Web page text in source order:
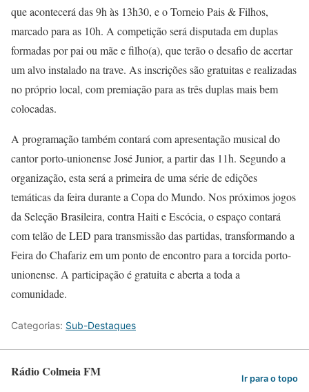
que acontecerá das 9h às 13h30, e o Torneio Pais & Filhos,
marcado para as 10h. A competição será disputada em duplas
formadas por pai ou mãe e filho(a), que terão o desafio de acertar
um alvo instalado na trave. As inscrições são gratuitas e realizadas
no próprio local, com premiação para as três duplas mais bem
colocadas.
A programação também contará com apresentação musical do
cantor porto-unionense José Junior, a partir das 11h. Segundo a
organização, esta será a primeira de uma série de edições
temáticas da feira durante a Copa do Mundo. Nos próximos jogos
da Seleção Brasileira, contra Haiti e Escócia, o espaço contará
com telão de LED para transmissão das partidas, transformando a
Feira do Chafariz em um ponto de encontro para a torcida porto-
unionense. A participação é gratuita e aberta a toda a
comunidade.
Categorias: Sub-Destaques
Rádio Colmeia FM Ir para o topo